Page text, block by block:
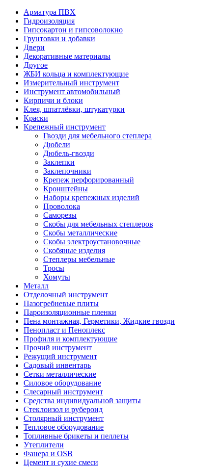
Арматура ПВХ
Гидроизоляция
Гипсокартон и гипсоволокно
Грунтовки и добавки
Двери
Декоративные материалы
Другое
ЖБИ кольца и комплектующие
Измерительный инструмент
Инструмент автомобильный
Кирпичи и блоки
Клея, шпатлёвки, штукатурки
Краски
Крепежный инструмент
Гвозди для мебельного степлера
Дюбели
Дюбель-гвозди
Заклепки
Заклепочники
Крепеж перфорированный
Кронштейны
Наборы крепежных изделий
Проволока
Саморезы
Скобы для мебельных степлеров
Скобы металлические
Скобы электроустановочные
Скобяные изделия
Степлеры мебельные
Тросы
Хомуты
Металл
Отделочный инструмент
Пазогребневые плиты
Пароизоляционные пленки
Пена монтажная, Герметики, Жидкие гвозди
Пенопласт и Пеноплекс
Профиля и комплектующие
Прочий инструмент
Режущий инструмент
Садовый инвентарь
Сетки металлические
Силовое оборудование
Слесарный инструмент
Средства индивидуальной защиты
Стеклоизол и рубероид
Столярный инструмент
Тепловое оборудование
Топливные брикеты и пеллеты
Утеплители
Фанера и OSB
Цемент и сухие смеси